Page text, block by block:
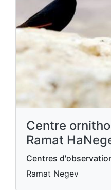
Centre
Ramat
Centres
Ramat Negev